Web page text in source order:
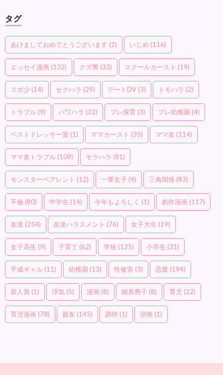
タグ
あけましておめでとうございます (2) いじめ (116)
エッセイ漫画 (132) クズ男 (33) スクールカースト (19)
スポ少 (14) セクハラ (29) デートDV (3) トモハラ (2)
トラブル (9) パワハラ (32) プレ保育 (3) プレ幼稚園 (4)
ベストドレッサー賞 (1) ママカースト (35) ママ友 (114)
ママ友トラブル (109) モラハラ (81)
モンスターペアレント (12) 一軍女子 (4) 三角関係 (83)
不倫 (80) 中学生 (14) 今年もよろしく (1) 創作漫画 (117)
友達 (254) 友達ハラスメント (76) 女子大生 (19)
女子高生 (9) 子育て (62) 学校 (125) 小学生 (31)
平成ギャル (11) 幼稚園 (13) 性被害 (3) 恋愛 (194)
新人賞 (1) 浮気 (5) 漫画 (8) 猫系男子 (8) 育児 (22)
育児漫画 (78) 親友 (145) 調停 (1) 頭痛 (1)